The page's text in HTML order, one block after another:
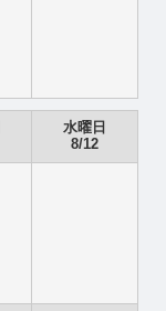
水曜日
8/12